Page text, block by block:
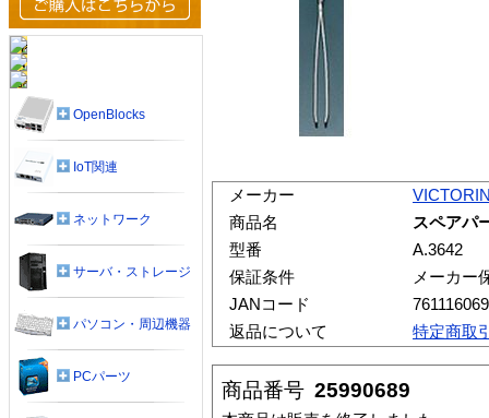
メーカー
商品名
スペアパ
型番
A.3642
保証条件
メーカー
JANコード
返品について
特定商取
商品番号 25990689
OpenBlocks
IoT関連
ネットワーク
サーバ・ストレージ
パソコン・周辺機器
PCパーツ